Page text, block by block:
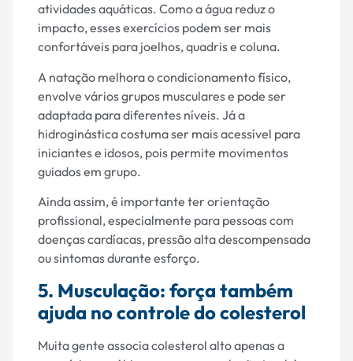
atividades aquáticas. Como a água reduz o
impacto, esses exercícios podem ser mais
confortáveis para joelhos, quadris e coluna.
A natação melhora o condicionamento físico,
envolve vários grupos musculares e pode ser
adaptada para diferentes níveis. Já a
hidroginástica costuma ser mais acessível para
iniciantes e idosos, pois permite movimentos
guiados em grupo.
Ainda assim, é importante ter orientação
profissional, especialmente para pessoas com
doenças cardíacas, pressão alta descompensada
ou sintomas durante esforço.
5. Musculação: força também
ajuda no controle do colesterol
Muita gente associa colesterol alto apenas a